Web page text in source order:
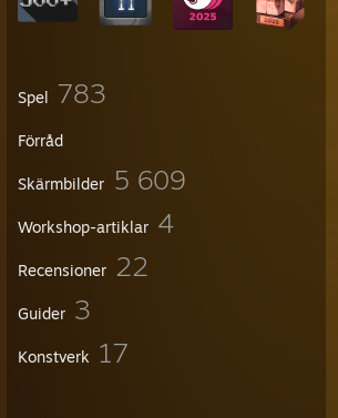
Spel 783
Förråd
Skärmbilder 5 609
Workshop-artiklar 4
Recensioner 22
Guider 3
Konstverk 17